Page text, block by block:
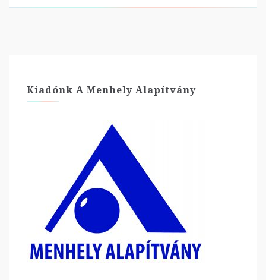
Kiadónk A Menhely Alapítvány